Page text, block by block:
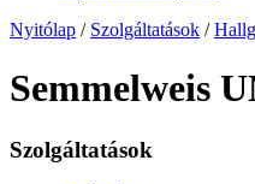
Nyitólap / Szolgáltatások /
Semmelweis
Szolgáltatások